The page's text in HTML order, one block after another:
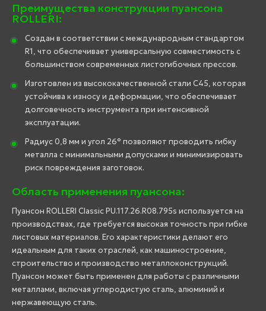
Преимущества конструкции пуансона
ROLLERI:
Создан в соответствии с международным стандартом
R1, что обеспечивает универсальную совместимость с
большинством современных листогибочных прессов.
Изготовлен из высококачественной стали C45, которая
устойчива к износу и деформации, что обеспечивает
долговечность инструмента при интенсивной
эксплуатации.
Радиус 0,8 мм и угол 26° позволяют проводить гибку
металла с минимальными допусками и минимизировать
риск повреждения заготовок.
Область применения пуансона:
Пуансон ROLLERI Classic PU.117.26.R08.795s используется на
производствах, где требуется высокая точность при гибке
листовых материалов. Его характеристики делают его
идеальным для таких отраслей, как машиностроение,
строительство и производство металлоконструкций.
Пуансон может быть применен для работы с различными
металлами, включая углеродистую сталь, алюминий и
нержавеющую сталь.